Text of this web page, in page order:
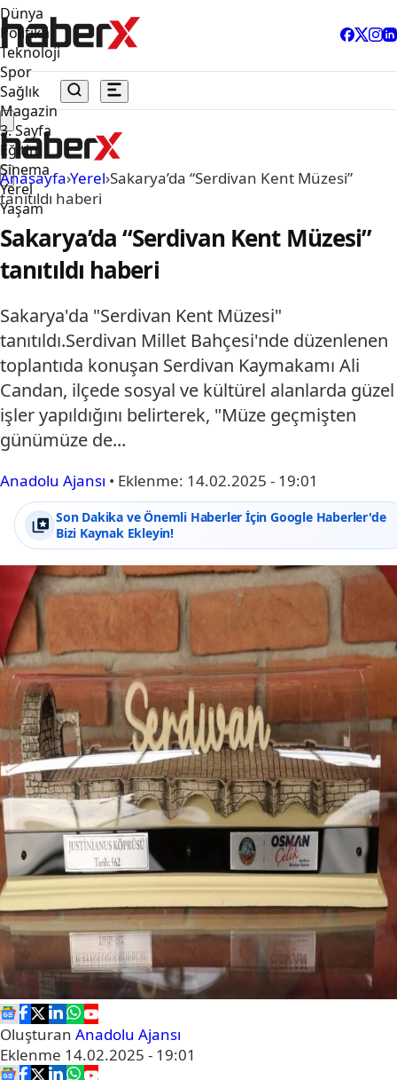
Dünya
Politika
Teknoloji
Spor
Sağlık
Magazin
3. Sayfa
Eğitim
Sinema
Yerel
Yaşam
Anasayfa›Yerel›Sakarya’da “Serdivan Kent Müzesi”
tanıtıldı haberi
Sakarya’da “Serdivan Kent Müzesi”
tanıtıldı haberi
Sakarya'da "Serdivan Kent Müzesi"
tanıtıldı.Serdivan Millet Bahçesi'nde düzenlenen
toplantıda konuşan Serdivan Kaymakamı Ali
Candan, ilçede sosyal ve kültürel alanlarda güzel
işler yapıldığını belirterek, "Müze geçmişten
günümüze de...
Anadolu Ajansı • Eklenme: 14.02.2025 - 19:01
Son Dakika ve Önemli Haberler İçin Google Haberler'de
Bizi Kaynak Ekleyin!
Oluşturan Anadolu Ajansı
Eklenme 14.02.2025 - 19:01